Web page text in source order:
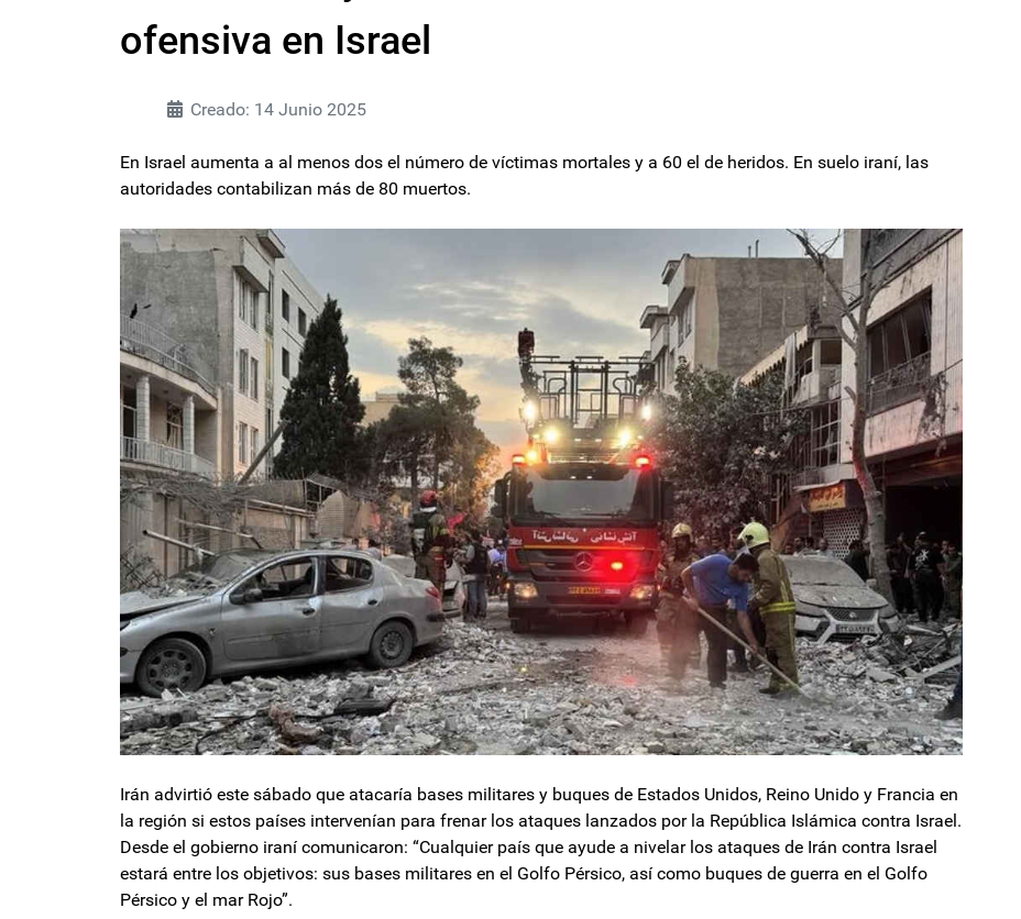
ofensiva en Israel
Creado: 14 Junio 2025
En Israel aumenta a al menos dos el número de víctimas mortales y a 60 el de heridos. En suelo iraní, las
autoridades contabilizan más de 80 muertos.
Irán advirtió este sábado que atacaría bases militares y buques de Estados Unidos, Reino Unido y Francia en
la región si estos países intervenían para frenar los ataques lanzados por la República Islámica contra Israel.
Desde el gobierno iraní comunicaron: “Cualquier país que ayude a nivelar los ataques de Irán contra Israel
estará entre los objetivos: sus bases militares en el Golfo Pérsico, así como buques de guerra en el Golfo
Pérsico y el mar Rojo”.